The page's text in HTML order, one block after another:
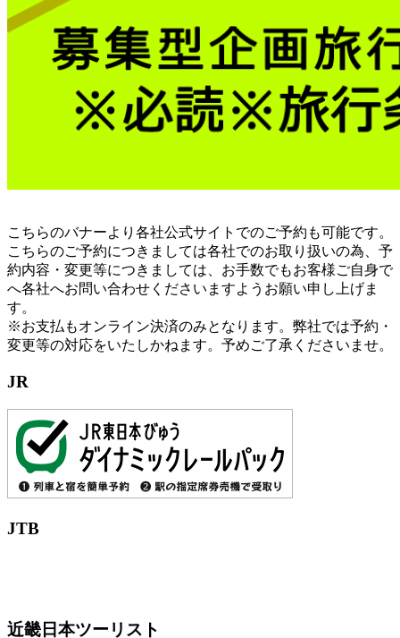
こちらのバナーより各社公式サイトでのご予約も可能です。
こちらのご予約につきましては各社でのお取り扱いの為、予
約内容・変更等につきましては、お手数でもお客様ご自身で
へ各社へお問い合わせくださいますようお願い申し上げま
す。
※お支払もオンライン決済のみとなります。弊社では予約・
変更等の対応をいたしかねます。予めご了承くださいませ。
JR
JTB
近畿日本ツーリスト